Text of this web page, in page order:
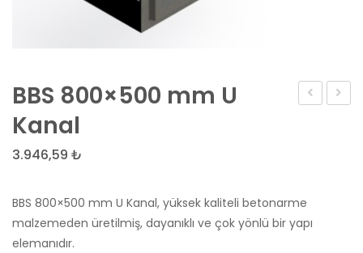
Erkek
Spor
BBS 800×500 mm U
Kanal
3.946,59 ₺
BBS 800×500 mm U Kanal, yüksek kaliteli betonarme
malzemeden üretilmiş, dayanıklı ve çok yönlü bir yapı
elemanıdır.